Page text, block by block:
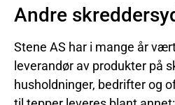
Andre
Stene AS har i mange år
leverandør av produkter på
husholdninger, bedrifter og